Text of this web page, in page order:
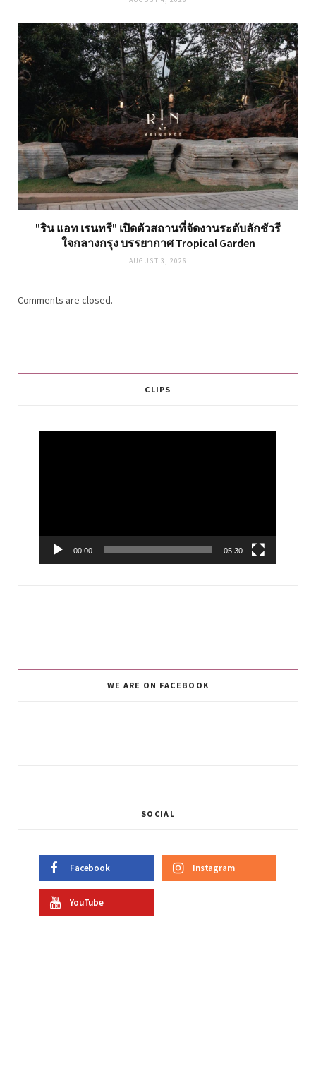
"ริน แอท เรนทรี" เปิดตัวสถานที่จัดงานระดับลักชัวรี
ใจกลางกรุง บรรยากาศ Tropical Garden
AUGUST 3, 2026
Comments are closed.
CLIPS
00:00 05:30
WE ARE ON FACEBOOK
SOCIAL
Facebook Instagram
YouTube